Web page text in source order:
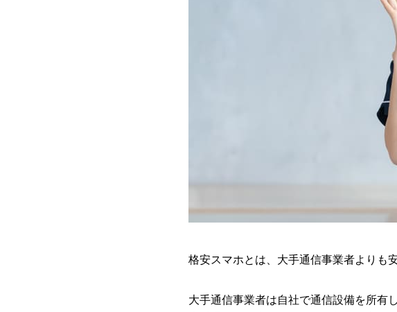
格安スマホとは、大手通信事業者よりも
大手通信事業者は自社で通信設備を所有